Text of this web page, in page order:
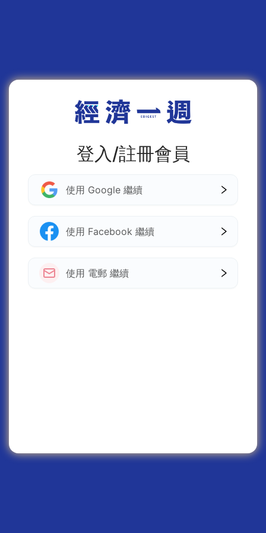
登入/註冊會員
使用 Google 繼續
使用 Facebook 繼續
使用 電郵 繼續